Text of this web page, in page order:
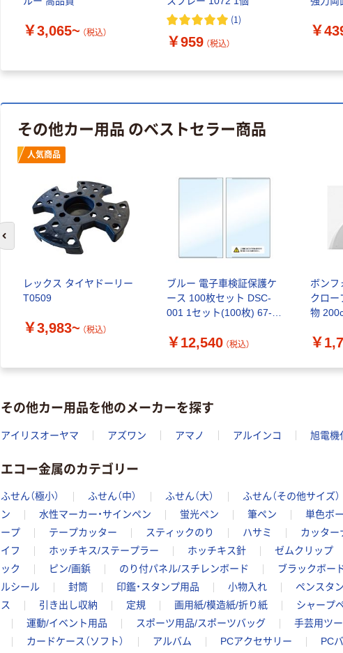
￥3,065~ （税込）
(1)
￥959 （税込）
￥
その他カー用品 のベストセラー商品
人気商品
レックス タイヤドーリー
T0509
￥3,983~ （税込）
ブルー 電子車検証保護ケ
ース 100枚セット DSC-
001 1セット(100枚) 67-
￥12,540 （税込）
ボンフ
クロー
物
￥
前のスライドへ
その他カー用品を他のメーカーを探す
アイリスオーヤマ アズワン アマノ アルインコ 旭電機
エコー金属のカテゴリー
ふせん（極小） ふせん（中） ふせん（大） ふせん（その他サイズ）
ン
水性マーカー・サインペン 蛍光ペン 筆ペン 単色ボ
ープ
テープカッター スティックのり ハサミ カッター
イフ
ホッチキス/ステープラー ホッチキス針 ゼムクリップ
ック
ピン/画鋲 のり付パネル/スチレンボード ブラックボー
ルシール
封筒 印鑑・スタンプ用品 小物入れ ペンスタ
ス
引き出し収納 定規 画用紙/模造紙/折り紙 シャープ
運動/イベント用品
スポーツ用品/スポーツバッグ 手芸用ツ
カードケース（ソフト）
アルバム PCアクセサリー PC